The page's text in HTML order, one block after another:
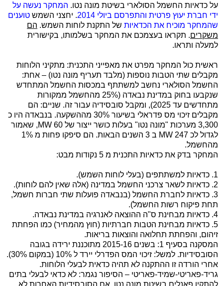
על כדאיות החשמל הסולארי בשיטת מונה נטו. המחקר נעשה על
ידי חברת יעוץ פרטית והתפרסם ביולי 2014
. יחצני השמש טוענים
שהמחקר מוכיח את הכדאיות של התקנת לוחות השמש. הם
משקרים. תקראו בעצמכם את המחקר בשלמותו, בקישורית
למעלה ותראו.
ראשית כול המחקר מפרט את מאפייני התכנית: מתקיני הלוחות
מקבלים שתי הטבות נוספות (מלבד תעריף מונה נטו) – אחת:
החשמל הסולארי נחשב למשתתף במכסות החשמל המתחדש
שנקבעו בחוק במדינת נבאדה (25% מהחשמל ממקורות
מתחדשים עד 2025), ומקבל סובסידיה עבור זה. שניים: הם
מקבלים זיכוי מס פדראלי בשיעור 30% מההשקעה. בנבאדה היו כ
3,300 מערכות "מונה נטו" בעלות כושר ייצור של 60
MW, שאמור
לגדול לכ 247
MW
ב 3 השנים הבאות. הם סיפקו פחות מ 1%
מהחשמל.
המחקר בדק את כדאיות התכנית מ 5 נקודות מבט:
1. כדאיות למשתתפים (בעלי לוחות השמש).
2. כדאיות לשאר צרכני החשמל במדינה (אלה שאין להם לוחות).
3. כדאיות לחברת החשמל (בנבאדה פועלות שתי חברות חשמל,
תחת פיקוח רשות החשמל).
4. כדאיות מבחינת ס"ה ההוצאה לאנרגיה במדינת נבאדה.
5. כדאיות מבחינת הטבות חברתיות (חוץ מהמחיר) כמו הפחתת
זיהום, והפחתת תחלואה והוצאות בריאות.
המסקנה בסעיף 1: בשנים 2015-16 מתוכננת ירידה בגובה
הסובסידיות. למשל: זיכוי המס הפדרלי יירד ל 10% (במקום 30%).
אחרי הורדה זו ההתקנה לא תהיה כדאית לבעלי הלוחות.
גריד-פאריטי-שמיד-פאריטי – הסיפור נגמר: לא כדאי לבעלי בתים
להתקין פאנלים בשיטת מונה נטו, אם הסובסידיות האחרות לא